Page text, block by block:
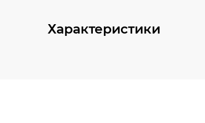
Характеристики